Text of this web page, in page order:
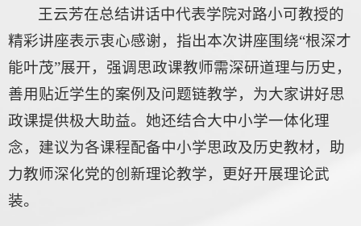
王云芳在总结讲话中代表学院对路小可教授的
精彩讲座表示衷心感谢，指出本次讲座围绕“根深才
能叶茂”展开，强调思政课教师需深研道理与历史，
善用贴近学生的案例及问题链教学，为大家讲好思
政课提供极大助益。她还结合大中小学一体化理
念，建议为各课程配备中小学思政及历史教材，助
力教师深化党的创新理论教学，更好开展理论武
装。